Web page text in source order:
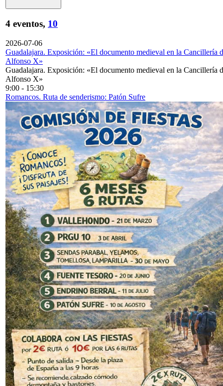
4 eventos, 10
2026-07-06
Guadalajara. Exposición: «El documento medieval en la Cancillería
Alfonso X»
Guadalajara. Exposición: «El documento medieval en la Cancillería
Alfonso X»
9:00 - 15:30
Romancos. Ruta de senderismo: Patón Sufre